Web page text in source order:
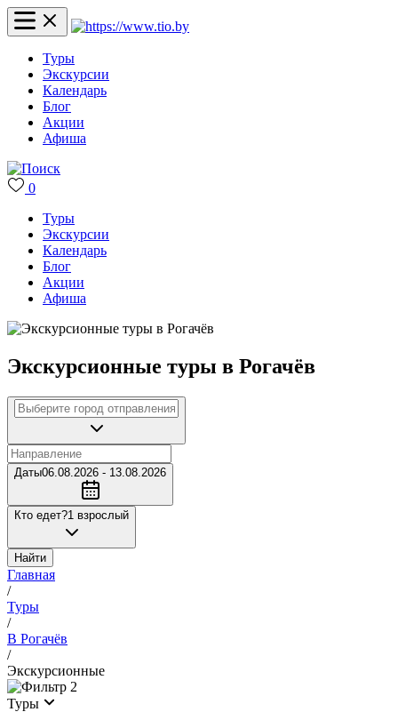
Туры
Экскурсии
Календарь
Блог
Акции
Афиша
0
Туры
Экскурсии
Календарь
Блог
Акции
Афиша
Экскурсионные туры в Рогачёв
Даты06.08.2026 - 13.08.2026
Кто едет?1 взрослый
Найти
Главная
/
Туры
/
В Рогачёв
/
Экскурсионные
2
Туры